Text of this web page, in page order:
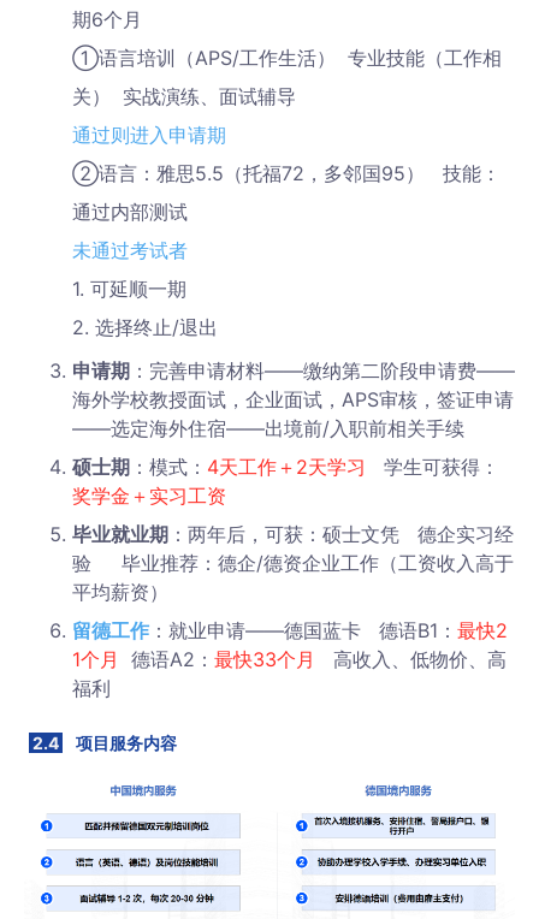
期6个月
①语言培训（APS/工作生活） 专业技能（工作相
关） 实战演练、面试辅导
通过则进入申请期
②语言：雅思5.5（托福72，多邻国95） 技能：
通过内部测试
未通过考试者
1. 可延顺一期
2. 选择终止/退出
申请期 ：完善申请材料——缴纳第二阶段申请费——
海外学校教授面试，企业面试，APS审核，签证申请
——选定海外住宿——出境前/入职前相关手续
硕士期 ：模式： 4天工作＋2天学习
学生可获得：
奖学金＋实习工资
毕业就业期 ：两年后，可获：硕士文凭 德企实习经
验 毕业推荐：德企/德资企业工作（工资收入高于
平均薪资）
留德工作 ：就业申请——德国蓝卡 德语B1： 最快2
1个月
德语A2： 最快33个月
高收入、低物价、高
福利
2.4 项目服务内容